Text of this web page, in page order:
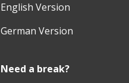
English Version
German Version
Need a break?